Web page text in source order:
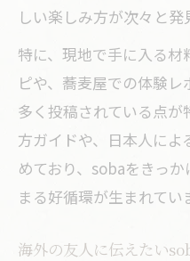
しい楽しみ方が次々と発
特に、現地で手に入る
ピや、蕎麦屋での体験
多く投稿されている点
方ガイドや、日本人に
めており、sobaをきっ
まる好循環が生まれてい
海外の友人に伝えたい